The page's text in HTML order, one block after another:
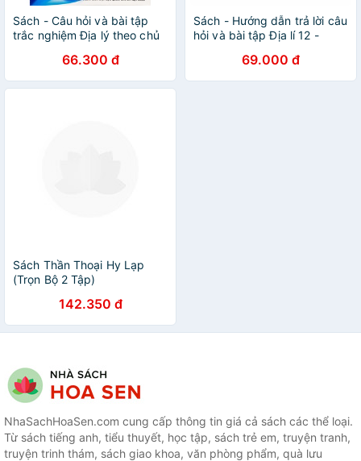
Sách - Câu hỏi và bài tập
trắc nghiệm Địa lý theo chủ
66.300 đ
Sách - Hướng dẫn trả lời câu
hỏi và bài tập Địa lí 12 -
69.000 đ
Sách Thần Thoại Hy Lạp
(Trọn Bộ 2 Tập)
142.350 đ
NhaSachHoaSen.com cung cấp thông tin giá cả sách các thể loại.
Từ sách tiếng anh, tiểu thuyết, học tập, sách trẻ em, truyện tranh,
truyện trinh thám, sách giao khoa, văn phòng phẩm, quà lưu